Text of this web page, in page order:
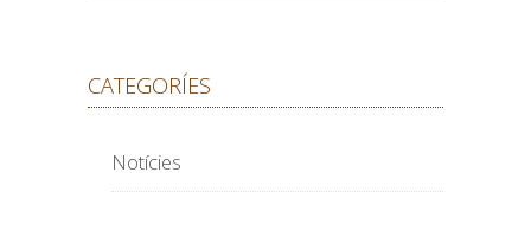
CATEGORÍES
Notícies